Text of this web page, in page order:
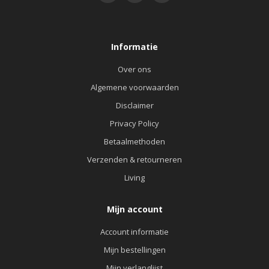
Informatie
Over ons
Algemene voorwaarden
Disclaimer
Privacy Policy
Betaalmethoden
Verzenden & retourneren
Living
Mijn account
Account informatie
Mijn bestellingen